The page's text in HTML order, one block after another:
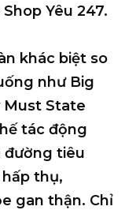
Yêu 247.
khác biệt so
như Big
Must State
tác động
tiêu
thụ,
gan thận. Chỉ